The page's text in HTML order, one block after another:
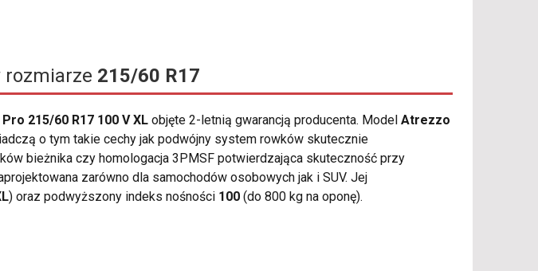
rozmiarze 215/60 R17
215/60 R17 100 V XL objęte 2-letnią gwarancją producenta. Model Atrezzo
o tym takie cechy jak podwójny system rowków skutecznie
bieżnika czy homologacja 3PMSF potwierdzająca skuteczność przy
zarówno dla samochodów osobowych jak i SUV. Jej
) oraz podwyższony indeks nośności 100 (do 800 kg na oponę).